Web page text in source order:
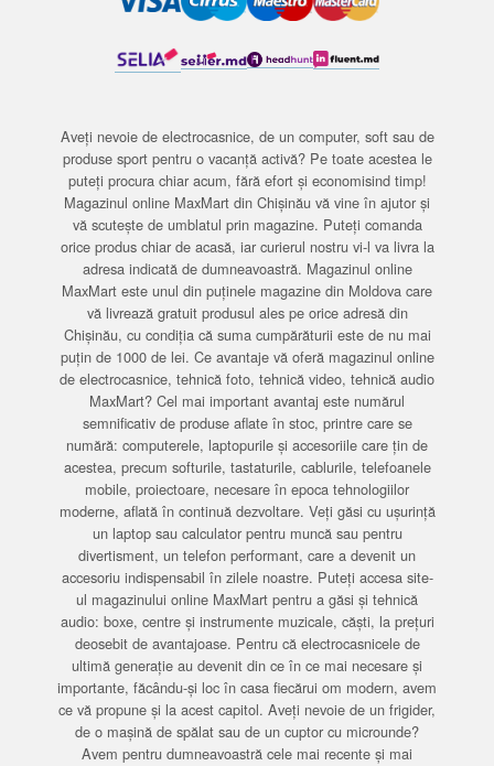
Aveți nevoie de electrocasnice, de un computer, soft sau de
produse sport pentru o vacanță activă? Pe toate acestea le
puteți procura chiar acum, fără efort și economisind timp!
Magazinul online MaxMart din Chișinău vă vine în ajutor și
vă scutește de umblatul prin magazine. Puteți comanda
orice produs chiar de acasă, iar curierul nostru vi-l va livra la
adresa indicată de dumneavoastră. Magazinul online
MaxMart este unul din puținele magazine din Moldova care
vă livrează gratuit produsul ales pe orice adresă din
Chișinău, cu condiția că suma cumpărăturii este de nu mai
puțin de 1000 de lei. Ce avantaje vă oferă magazinul online
de electrocasnice, tehnică foto, tehnică video, tehnică audio
MaxMart? Cel mai important avantaj este numărul
semnificativ de produse aflate în stoc, printre care se
numără: computerele, laptopurile și accesoriile care țin de
acestea, precum softurile, tastaturile, cablurile, telefoanele
mobile, proiectoare, necesare în epoca tehnologiilor
moderne, aflată în continuă dezvoltare. Veți găsi cu ușurință
un laptop sau calculator pentru muncă sau pentru
divertisment, un telefon performant, care a devenit un
accesoriu indispensabil în zilele noastre. Puteți accesa site-
ul magazinului online MaxMart pentru a găsi și tehnică
audio: boxe, centre și instrumente muzicale, căști, la prețuri
deosebit de avantajoase. Pentru că electrocasnicele de
ultimă generație au devenit din ce în ce mai necesare și
importante, făcându-și loc în casa fiecărui om modern, avem
ce vă propune și la acest capitol. Aveți nevoie de un frigider,
de o mașină de spălat sau de un cuptor cu microunde?
Avem pentru dumneavoastră cele mai recente și mai